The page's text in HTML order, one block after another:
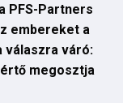
PFS-Partners
embereket a
válaszra váró:
megosztja